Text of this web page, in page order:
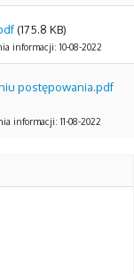
(175.8 KB)
informacji: 10-08-2022
postępowania.pdf
informacji: 11-08-2022